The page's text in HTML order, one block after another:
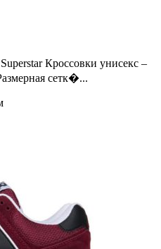
Кроссовки унисекс –
сетк�...